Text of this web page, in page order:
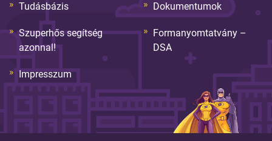
Tudásbázis Dokumentumok
Szuperhős segítség
azonnal!
Formanyomtatvány –
DSA
Impresszum